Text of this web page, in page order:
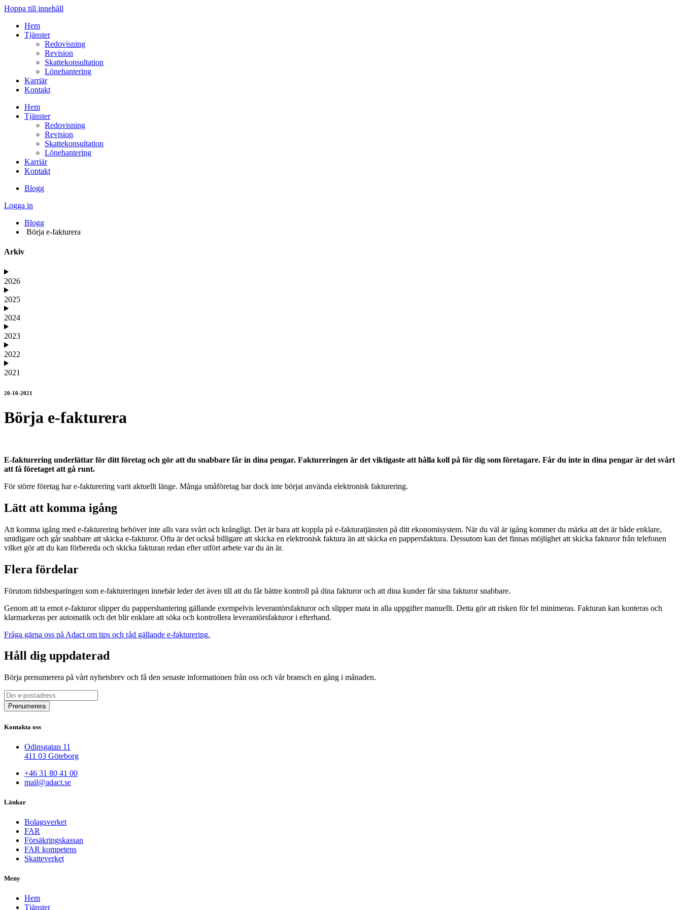
Hoppa till innehåll
Hem
Tjänster
Redovisning
Revision
Skattekonsultation
Lönehantering
Karriär
Kontakt
Hem
Tjänster
Redovisning
Revision
Skattekonsultation
Lönehantering
Karriär
Kontakt
Blogg
Logga in
Blogg
Börja e-fakturera
Arkiv
2026
2025
2024
2023
2022
2021
20-10-2021
Börja e-fakturera
E-fakturering underlättar för ditt företag och gör att du snabbare får in dina pengar. Faktureringen är det viktigaste att hålla koll på för dig som företagare. Får du inte in dina pengar är det svårt
att få företaget att gå runt.
För större företag har e-fakturering varit aktuellt länge. Många småföretag har dock inte börjat använda elektronisk fakturering.
Lätt att komma igång
Att komma igång med e-fakturering behöver inte alls vara svårt och krångligt. Det är bara att koppla på e-fakturatjänsten på ditt ekonomisystem. När du väl är igång kommer du märka att det är både enklare,
smidigare och går snabbare att skicka e-fakturor. Ofta är det också billigare att skicka en elektronisk faktura än att skicka en pappersfaktura. Dessutom kan det finnas möjlighet att skicka fakturor från telefonen
vilket gör att du kan förbereda och skicka fakturan redan efter utfört arbete var du än är.
Flera fördelar
Förutom tidsbesparingen som e-faktureringen innebär leder det även till att du får bättre kontroll på dina fakturor och att dina kunder får sina fakturor snabbare.
Genom att ta emot e-fakturor slipper du pappershantering gällande exempelvis leverantörsfakturor och slipper mata in alla uppgifter manuellt. Detta gör att risken för fel minimeras. Fakturan kan konteras och
klarmarkeras per automatik och det blir enklare att söka och kontrollera leverantörsfakturor i efterhand.
Fråga gärna oss på Adact om tips och råd gällande e-fakturering.
Håll dig uppdaterad
Börja prenumerera på vårt nyhetsbrev och få den senaste informationen från oss och vår bransch en gång i månaden.
Kontakta oss
Odinsgatan 11
411 03 Göteborg
+46 31 80 41 00
mail@adact.se
Länkar
Bolagsverket
FAR
Försäkringskassan
FAR kompetens
Skatteverket
Meny
Hem
Tjänster